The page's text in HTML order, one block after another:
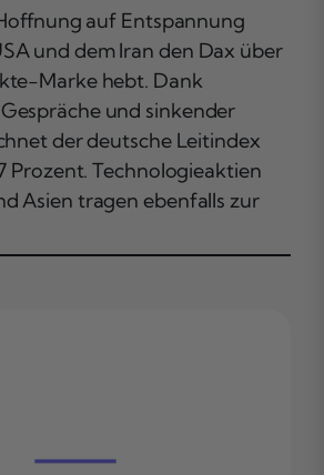
auf Entspannung
und dem Iran den Dax über
Marke hebt. Dank
und sinkender
der deutsche Leitindex
Prozent. Technologieaktien
Asien tragen ebenfalls zur